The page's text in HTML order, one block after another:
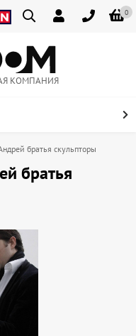
0
КОМПАНИЯ
братья скульпторы
братья